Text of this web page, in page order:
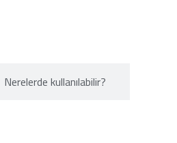
Nerelerde kullanılabilir?​